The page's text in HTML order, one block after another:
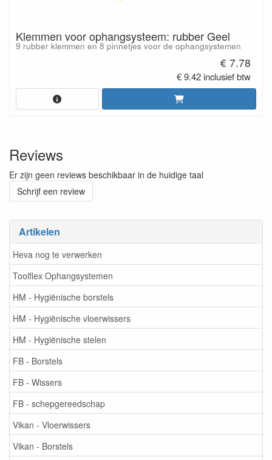
Artikelen
Heva nog te verwerken
Toolflex Ophangsystemen
HM - Hygiënische borstels
HM - Hygiënische vloerwissers
HM - Hygiënische stelen
FB - Borstels
FB - Wissers
FB - schepgereedschap
Vikan - Vloerwissers
Vikan - Borstels
Klemmen voor ophangsysteem: rubber Geel
9 rubber klemmen en 8 pinnetjes voor de ophangsystemen
€ 7.78
€ 9.42 inclusief btw
Reviews
Er zijn geen reviews beschikbaar in de huidige taal
Schrijf een review